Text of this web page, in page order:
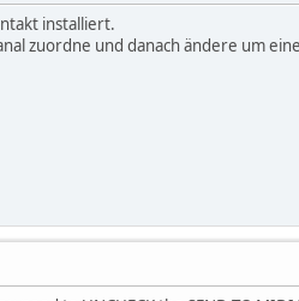
installiert.
zuordne und danach ändere um